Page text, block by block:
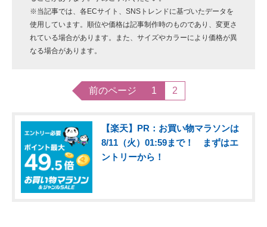
※当記事では、各ECサイト、SNSトレンドに基づいたデータを
使用しています。順位や価格は記事制作時のものであり、変更さ
れている場合があります。また、サイズやカラーにより価格が異
なる場合があります。
前のページ 1 2
【楽天】PR：お買い物マラソンは
8/11（火）01:59まで！ まずはエ
ントリーから！